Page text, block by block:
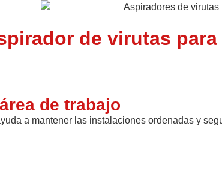
de virutas
de trabajo
a mantener las instalaciones ordenadas y